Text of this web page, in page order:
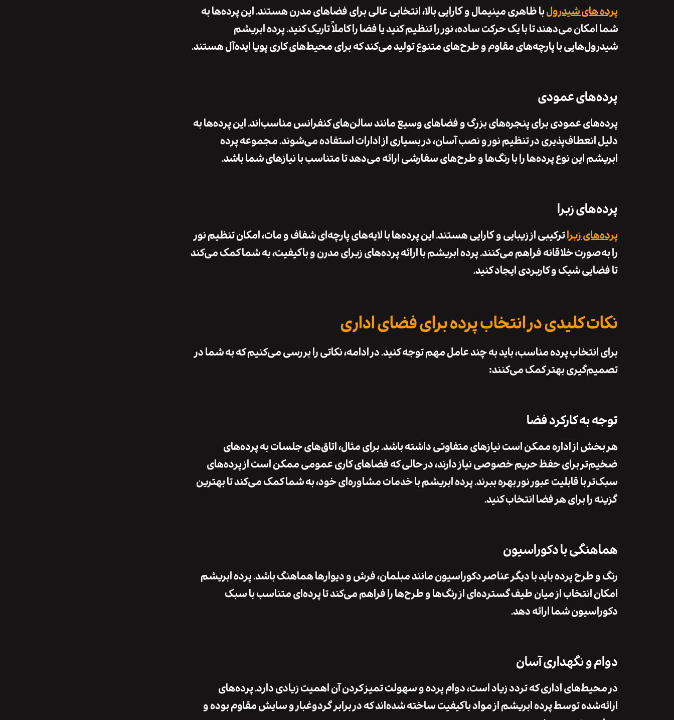
پرده های شیدرول‌با ظاهری مینیمال وکارایی بالا، انتخابی عالی برای فضاهای مدرن هستند. این پرده‌ها به
شما امکان می‌دهند تا با یک حرکت ساده، نور را تنظیم کنید یا فضا را کاملاً تاریک کنید.پرده ابریشم
شیدرول‌هایی باپارچه‌های مقاوموطرح‌های متنوعتولید می‌کند که برای محیط‌های کاری پویا ایده‌آل هستند.
پرده‌های عمودی
پرده‌های عمودیبرای پنجره‌های بزرگ و فضاهای وسیع مانند سالن‌های کنفرانس مناسب‌اند. این پرده‌ها به
دلیلانعطاف‌پذیری در تنظیم نورونصب آسان، در بسیاری از ادارات استفاده می‌شوند. مجموعهپرده
ابریشماین نوع پرده‌ها را بارنگ‌ها و طرح‌های سفارشیارائه می‌دهد تا متناسب با نیازهای شما باشد.
پرده‌های زبرا
پرده‌های زبراترکیبی اززیباییوکاراییهستند. این پرده‌ها با لایه‌های پارچه‌ای شفاف و مات، امکان تنظیم نور
را به‌صورت خلاقانه فراهم می‌کنند.پرده ابریشمبا ارائه پرده‌های زبرایمدرن و باکیفیت، به شما کمک می‌کند
تا فضایی شیک و کاربردی ایجاد کنید.
نکات کلیدی در انتخاب پرده برای فضای اداری
برای انتخابپرده مناسب، باید به چند عامل مهم توجه کنید. در ادامه، نکاتی را بررسی می‌کنیم که به شما در
تصمیم‌گیری بهتر کمک می‌کنند:
توجه به کارکرد فضا
هر بخش از اداره ممکن است نیازهای متفاوتی داشته باشد. برای مثال، اتاق‌های جلسات بهپرده‌های
ضخیم‌تربرای حفظ حریم خصوصی نیاز دارند، در حالی که فضاهای کاری عمومی ممکن است ازپرده‌های
سبک‌تربا قابلیت عبور نور بهره ببرند.پرده ابریشمباخدمات مشاوره‌ایخود، به شما کمک می‌کند تا بهترین
گزینه را برای هر فضا انتخاب کنید.
هماهنگی با دکوراسیون
رنگوطرح پردهباید با دیگر عناصر دکوراسیون مانندمبلمان،فرشودیوارهاهماهنگ باشد.پرده ابریشم
امکان انتخاب از میانطیف گسترده‌ای از رنگ‌ها و طرح‌هارا فراهم می‌کند تا پرده‌ای متناسب با سبک
دکوراسیون شما ارائه دهد.
دوام و نگهداری آسان
در محیط‌های اداری که تردد زیاد است،دوام پردهوسهولت تمیز کردنآن اهمیت زیادی دارد. پرده‌های
ارائه‌شده توسطپرده ابریشمازمواد باکیفیتساخته شده‌اند که در برابرگردوغباروسایشمقاوم بوده و